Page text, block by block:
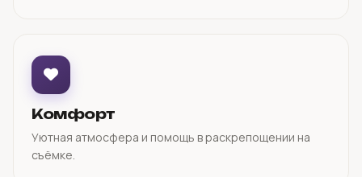
Комфорт
Уютная атмосфера и помощь в раскрепощении на
съёмке.